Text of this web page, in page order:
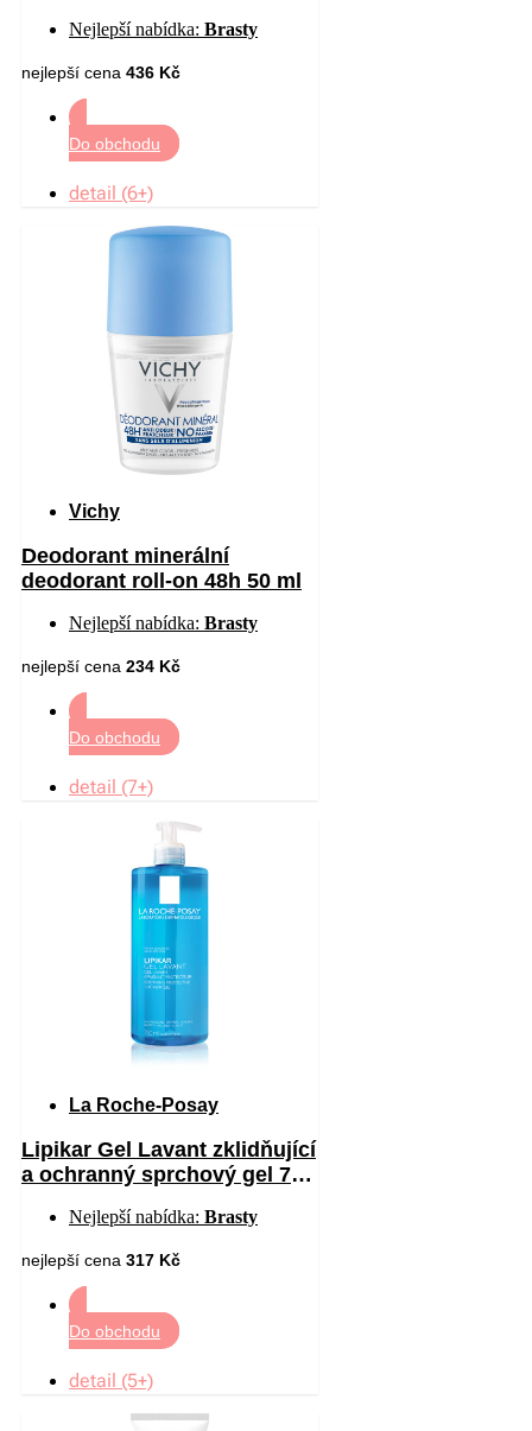
Nejlepší nabídka: Brasty
nejlepší cena 436 Kč
Do obchodu
detail (6+)
Vichy
Deodorant minerální
deodorant roll-on 48h 50 ml
Nejlepší nabídka: Brasty
nejlepší cena 234 Kč
Do obchodu
detail (7+)
La Roche-Posay
Lipikar Gel Lavant zklidňující
a ochranný sprchový gel 750
Nejlepší nabídka: Brasty
nejlepší cena 317 Kč
Do obchodu
detail (5+)